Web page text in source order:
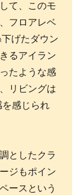
て、このモ
フロアレベ
げたダウン
るアイラン
たような感
リビングは
感じられ
としたクラ
ジもポイン
ースという